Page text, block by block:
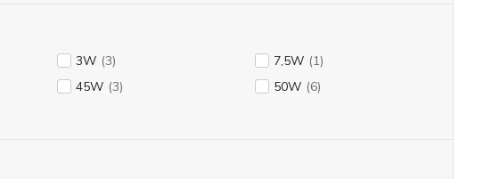
3W (3) 7,5W (1)
45W (3) 50W (6)